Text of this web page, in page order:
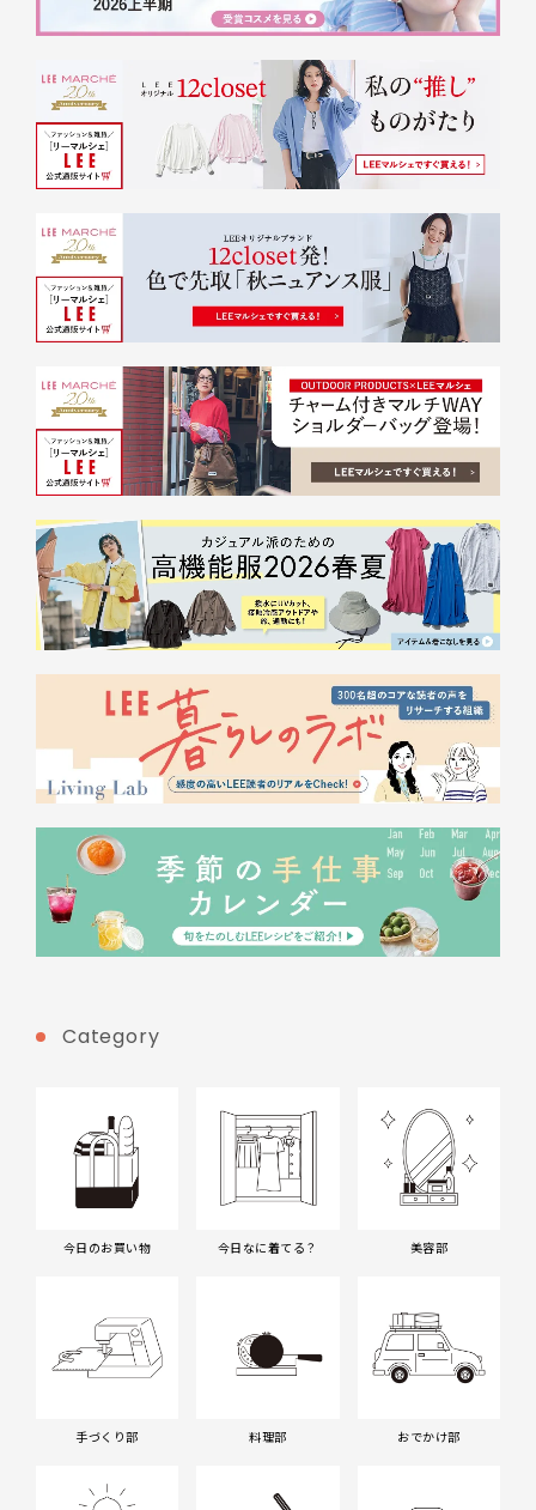
Category
今日のお買い物 今日なに着てる？ 美容部
手づくり部 料理部 おでかけ部